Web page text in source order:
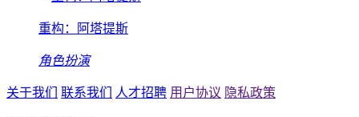
重构：阿塔提斯
角色扮演
关于我们 联系我们 人才招聘 用户协议 隐私政策